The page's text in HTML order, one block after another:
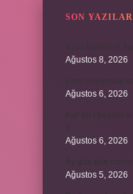
SON YAZILAR
Ağustos 8, 2026
Ağustos 6, 2026
Ağustos 6, 2026
Ağustos 5, 2026